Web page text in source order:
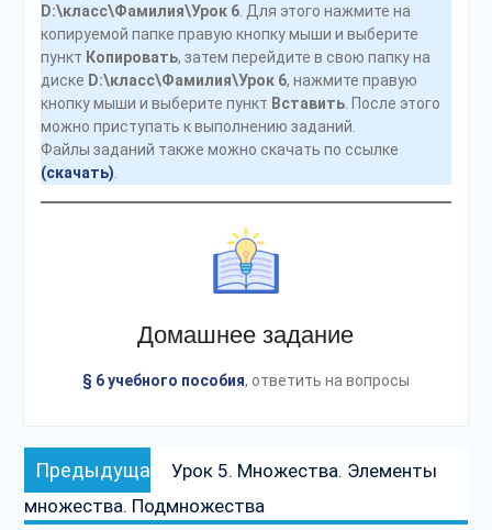
D:\класс\Фамилия\Урок 6. Для этого нажмите на
копируемой папке правую кнопку мыши и выберите
пункт Копировать, затем перейдите в свою папку на
диске D:\класс\Фамилия\Урок 6, нажмите правую
кнопку мыши и выберите пункт Вставить. После этого
можно приступать к выполнению заданий.
Файлы заданий также можно скачать по ссылке
(скачать)
Домашнее задание
§ 6 учебного пособия, ответить на вопросы
Навигация
по
записям
Предыдущая
запись:
Урок 5. Множества. Элементы
множества. Подмножества